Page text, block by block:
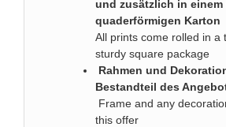
und zusätzlich in einem
quaderförmigen Karton
All prints come rolled in a
sturdy square package
Rahmen und
Bestandteil des
Frame and any
this offer